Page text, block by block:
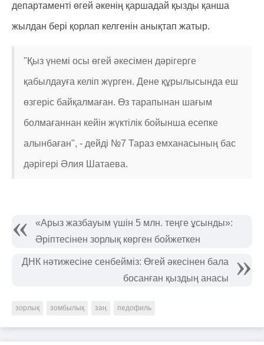
департаменті өгей әкенің қаршадай қызды қанша
жылдан бері қорлап келгенін анықтап жатыр.
"Қыз үнемі осы өгей әкесімен дәрігерге
қабылдауға келіп жүрген. Дене құрылысында еш
өзгеріс байқалмаған. Өз тарапынан шағым
болмағаннан кейін жүктілік бойынша есепке
алынбаған", - дейді №7 Тараз емханасының бас
дәрігері Әлия Шатаева.
«Арыз жазбауым үшін 5 млн. теңге ұсынды»:
Әріптесінен зорлық көрген бойжеткен
ДНК нәтижесіне сенбейміз: Өгей әкесінен бала
босанған қыздың анасы
зорлық зомбылық заң педофиль